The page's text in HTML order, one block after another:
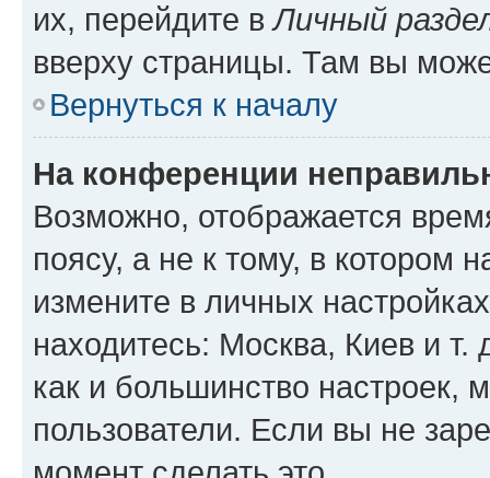
их, перейдите вЛичный
вверху страницы. Там вы
Вернуться к началу
На конференции
Возможно, отображается
поясу, а не к тому, в котором
измените в личных
находитесь: Москва, Киев и т.
как и большинство настроек,
пользователи. Если вы не